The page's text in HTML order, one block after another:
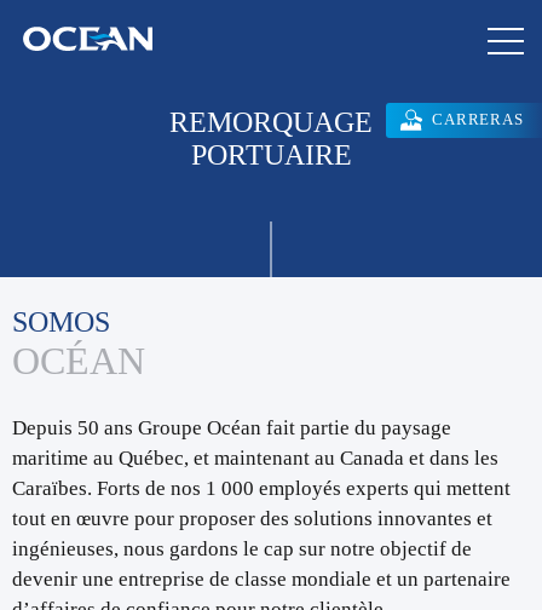
CARRERAS
REMORQUAGE
PORTUAIRE
SOMOS
OCÉAN
Depuis 50 ans Groupe Océan fait partie du paysage
maritime au Québec, et maintenant au Canada et dans les
Caraïbes. Forts de nos 1 000 employés experts qui mettent
tout en œuvre pour proposer des solutions innovantes et
ingénieuses, nous gardons le cap sur notre objectif de
devenir une entreprise de classe mondiale et un partenaire